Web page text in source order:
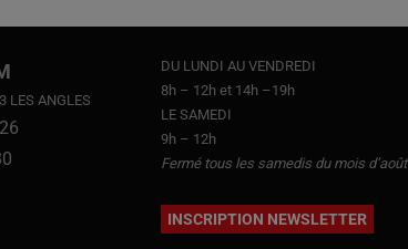
LES ANGLES
DU LUNDI AU VENDREDI
8h – 12h et 14h –19h
LE SAMEDI
9h – 12h
Fermé tous les samedis du mois d’août
INSCRIPTION NEWSLETTER